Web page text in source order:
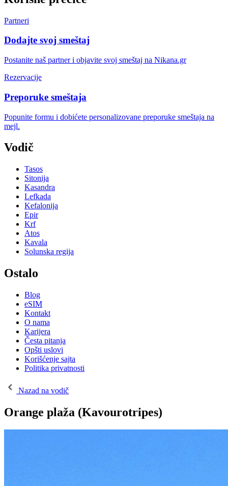
Partneri
Dodajte svoj smeštaj
Postanite naš partner i objavite svoj smeštaj na Nikana.gr
Rezervacije
Preporuke smeštaja
Popunite formu i dobićete personalizovane preporuke smeštaja na
mejl.
Vodič
Tasos
Sitonija
Kasandra
Lefkada
Kefalonija
Epir
Krf
Atos
Kavala
Solunska regija
Ostalo
Blog
eSIM
Kontakt
O nama
Karijera
Česta pitanja
Opšti uslovi
Korišćenje sajta
Politika privatnosti
Nazad na vodič
Orange plaža (Kavourotripes)